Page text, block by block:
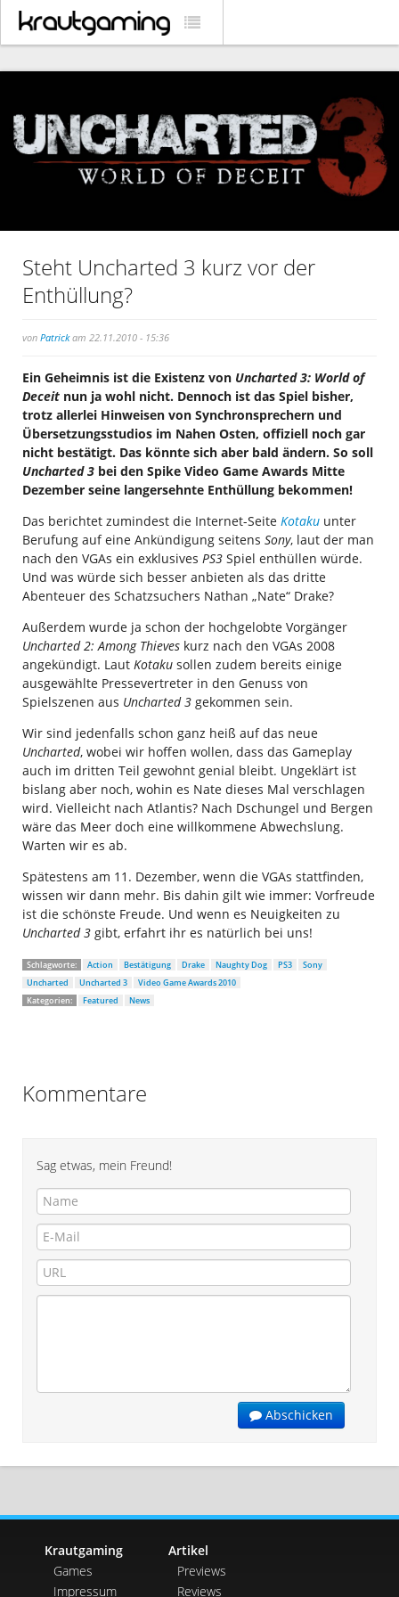
Steht Uncharted 3 kurz vor der
Enthüllung?
von Patrickam 22.11.2010 - 15:36
Ein Geheimnis ist die Existenz von Uncharted 3: World of
Deceit nun ja wohl nicht. Dennoch ist das Spiel bisher,
trotz allerlei Hinweisen von Synchronsprechern und
Übersetzungsstudios im Nahen Osten, offiziell noch gar
nicht bestätigt. Das könnte sich aber bald ändern. So soll
Uncharted 3 bei den Spike Video Game Awards Mitte
Dezember seine langersehnte Enthüllung bekommen!
Das berichtet zumindest die Internet-Seite Kotaku unter
Berufung auf eine Ankündigung seitens Sony, laut der man
nach den VGAs ein exklusives PS3 Spiel enthüllen würde.
Und was würde sich besser anbieten als das dritte
Abenteuer des Schatzsuchers Nathan „Nate“ Drake?
Außerdem wurde ja schon der hochgelobte Vorgänger
Uncharted 2: Among Thieves kurz nach den VGAs 2008
angekündigt. Laut Kotaku sollen zudem bereits einige
ausgewählte Pressevertreter in den Genuss von
Spielszenen aus Uncharted 3 gekommen sein.
Wir sind jedenfalls schon ganz heiß auf das neue
Uncharted, wobei wir hoffen wollen, dass das Gameplay
auch im dritten Teil gewohnt genial bleibt. Ungeklärt ist
bislang aber noch, wohin es Nate dieses Mal verschlagen
wird. Vielleicht nach Atlantis? Nach Dschungel und Bergen
wäre das Meer doch eine willkommene Abwechslung.
Warten wir es ab.
Spätestens am 11. Dezember, wenn die VGAs stattfinden,
wissen wir dann mehr. Bis dahin gilt wie immer: Vorfreude
ist die schönste Freude. Und wenn es Neuigkeiten zu
Uncharted 3 gibt, erfahrt ihr es natürlich bei uns!
Schlagworte: Action Bestätigung Drake Naughty Dog PS3
Sony
Uncharted
Uncharted 3
Video Game Awards 2010
Kategorien:
Featured News
Kommentare
Sag etwas, mein Freund!
Abschicken
Krautgaming
Games
Impressum
Artikel
Previews
Reviews